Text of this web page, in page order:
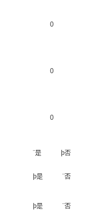
0
0
0
¨是 þ否
þ是 ¨否
þ是 ¨否